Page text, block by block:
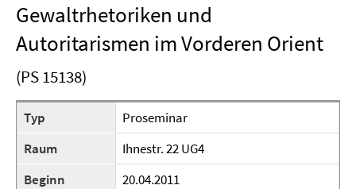
Gewaltrhetoriken und
Autoritarismen im Vorderen Orient
(PS 15138)
Typ
Proseminar
Raum
Ihnestr. 22 UG4
Beginn
20.04.2011